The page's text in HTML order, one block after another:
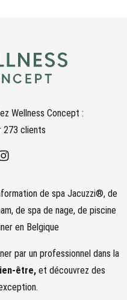
Wellness Concept :
273 clients
de spa Jacuzzi®, de
de spa de nage, de piscine
en Belgique
par un professionnel dans la
être, et découvrez des